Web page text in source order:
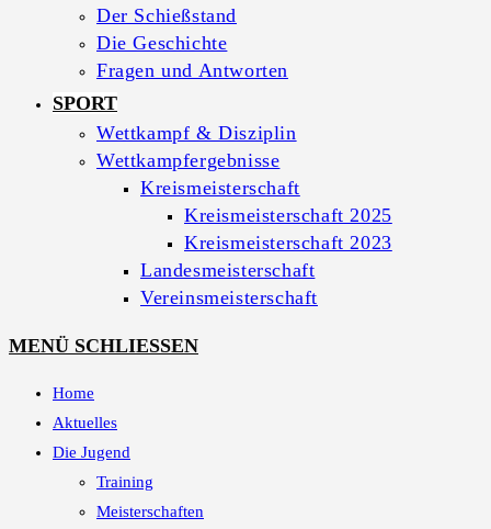
Der Schießstand
Die Geschichte
Fragen und Antworten
SPORT
Wettkampf & Disziplin
Wettkampfergebnisse
Kreismeisterschaft
Kreismeisterschaft 2025
Kreismeisterschaft 2023
Landesmeisterschaft
Vereinsmeisterschaft
MENÜ SCHLIESSEN
Home
Aktuelles
Die Jugend
Training
Meisterschaften